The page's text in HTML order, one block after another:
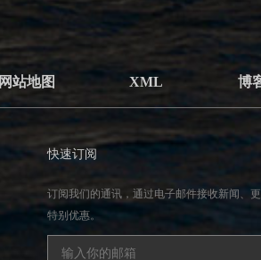
网站地图 XML 博
快速订阅
订阅我们的通讯，通过电子邮件接收新闻、
特别优惠。